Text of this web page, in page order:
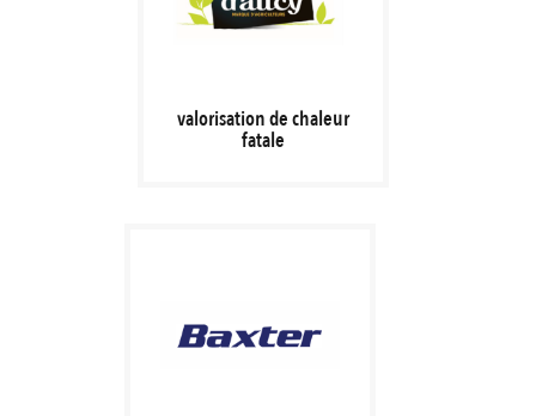
valorisation de chaleur
fatale